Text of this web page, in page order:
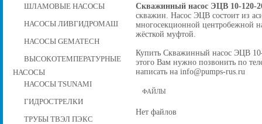
ШЛАМОВЫЕ НАСОСЫ
НАСОСЫ ЛИВГИДРОМАШ
НАСОСЫ GEMATECH
ВЫСОКОТЕМПЕРАТУРНЫЕ
НАСОСЫ
НАСОСЫ TSUNAMI
ГИДРОСТРЕЛКИ
ТРУБЫ ТВЭЛ ПЭКС
Скважинный насос ЭЦВ 10-120-
скважин. Насос ЭЦВ состоит из
многосекционной центробежной
жёсткой муфтой.
Купить Скважинный насос ЭЦВ
этого Вам нужно позвонить по
написать на info@pumps-rus.ru
ФАЙЛЫ
Нет файлов